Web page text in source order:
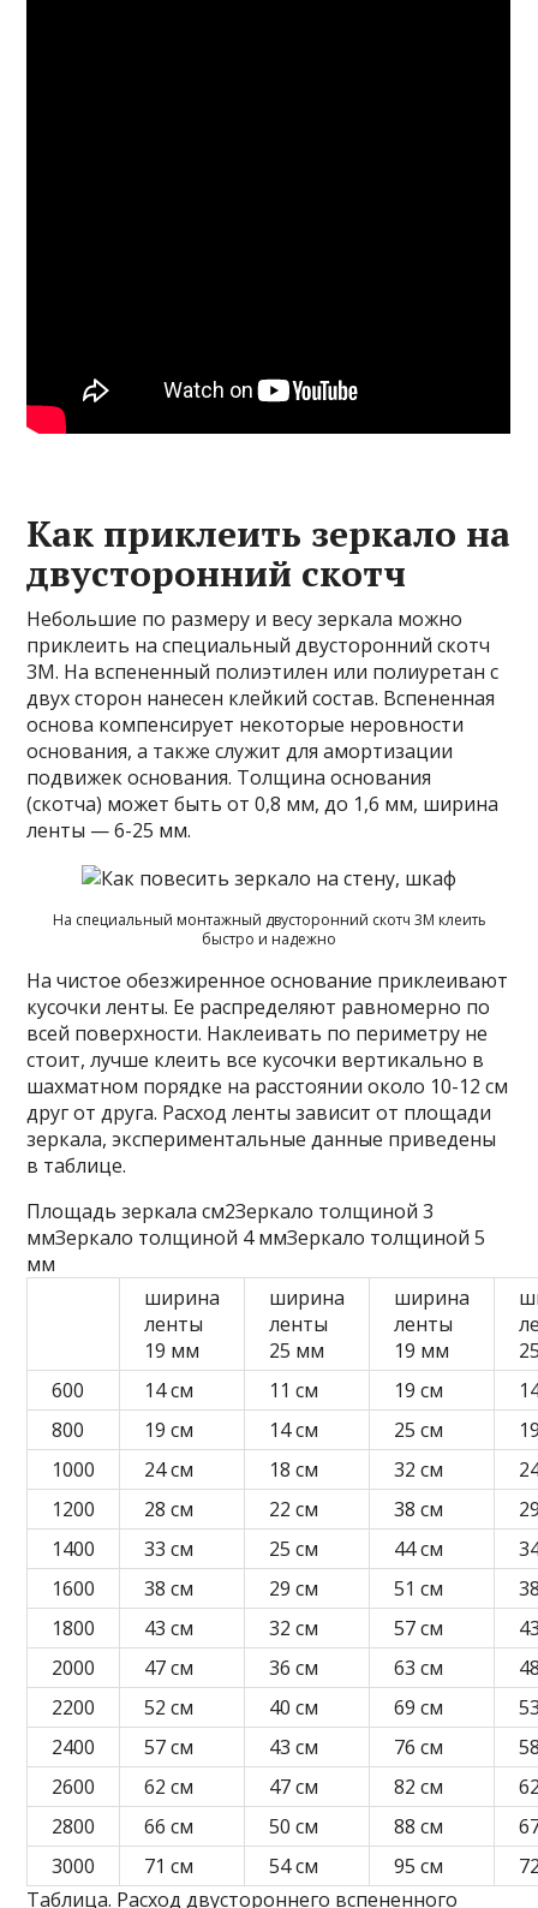
Как приклеить зеркало на
двусторонний скотч
Небольшие по размеру и весу зеркала можно
приклеить на специальный двусторонний скотч
3M. На вспененный полиэтилен или полиуретан с
двух сторон нанесен клейкий состав. Вспененная
основа компенсирует некоторые неровности
основания, а также служит для амортизации
подвижек основания. Толщина основания
(скотча) может быть от 0,8 мм, до 1,6 мм, ширина
ленты — 6-25 мм.
На специальный монтажный двусторонний скотч 3M клеить
быстро и надежно
На чистое обезжиренное основание приклеивают
кусочки ленты. Ее распределяют равномерно по
всей поверхности. Наклеивать по периметру не
стоит, лучше клеить все кусочки вертикально в
шахматном порядке на расстоянии около 10-12 см
друг от друга. Расход ленты зависит от площади
зеркала, экспериментальные данные приведены
в таблице.
Площадь зеркала см2Зеркало толщиной 3
ммЗеркало толщиной 4 ммЗеркало толщиной 5
мм
ширина
ленты
19 мм
ширина
ленты
25 мм
ширина
ленты
19 мм
600
14 см 11 см 19 см
800
19 см 14 см 25 см
1000
24 см 18 см 32 см
1200
28 см 22 см 38 см
1400
33 см 25 см 44 см
1600
38 см 29 см 51 см
1800
43 см 32 см 57 см
2000
47 см 36 см 63 см
2200
52 см 40 см 69 см
2400
57 см 43 см 76 см
2600
62 см 47 см 82 см
2800
66 см 50 см 88 см
3000
71 см 54 см 95 см
Таблица. Расход двустороннего вспененного